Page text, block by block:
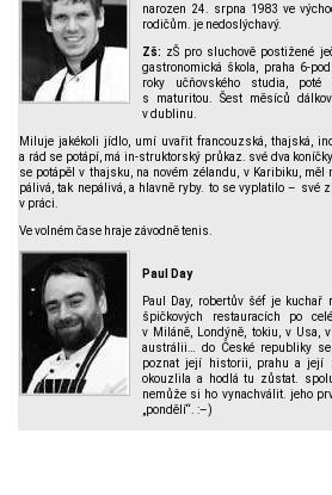
narozen 24. srpna 1983 ve
rodičům. je nedoslýchavý.
Zš: zŠ pro sluchově postižené
gastronomická škola, praha 6-
roky učňovského studia, poté
s maturitou. Šest měsíců
v dublinu.
Miluje jakékoli jídlo, umí uvařit francouzská, thajská,
a rád se potápí, má in-struktorský průkaz. své dva
se potápěl v thajsku, na novém zélandu, v Karibiku,
pálivá, tak nepálivá, a hlavně ryby. to se vyplatilo – své
v práci.
Ve volném čase hraje závodně tenis.
Paul Day
Paul Day, robertův šéf je kuchař
špičkových restauracích po
v Miláně, Londýně, tokiu, v Usa,
austrálii… do České republiky
poznat její historii, prahu a její
okouzlila a hodlá tu zůstat.
nemůže si ho vynachválit. jeho
„pondělí“. :–)